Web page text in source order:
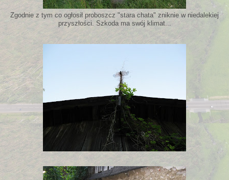
Zgodnie z tym co ogłosił proboszcz "stara chata" zniknie w niedalekiej
przyszłości. Szkoda ma swój klimat...